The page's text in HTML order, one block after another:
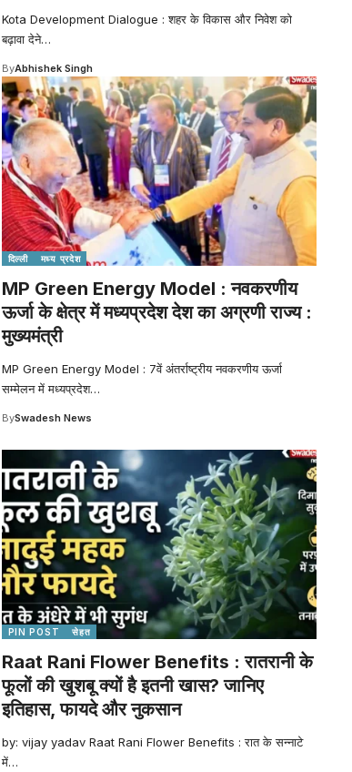
Kota Development Dialogue : शहर के विकास और निवेश को
बढ़ावा देने…
ByAbhishek Singh
दिल्ली मध्य प्रदेश
MP Green Energy Model : नवकरणीय
ऊर्जा के क्षेत्र में मध्यप्रदेश देश का अग्रणी राज्य :
मुख्यमंत्री
MP Green Energy Model : 7वें अंतर्राष्ट्रीय नवकरणीय ऊर्जा
सम्मेलन में मध्यप्रदेश…
BySwadesh News
PIN POST सेहत
Raat Rani Flower Benefits : रातरानी के
फूलों की खुशबू क्यों है इतनी खास? जानिए
इतिहास, फायदे और नुकसान
by: vijay yadav Raat Rani Flower Benefits : रात के सन्नाटे
में…